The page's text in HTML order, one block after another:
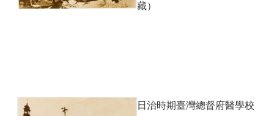
藏）
日治時期臺灣總督府醫學校